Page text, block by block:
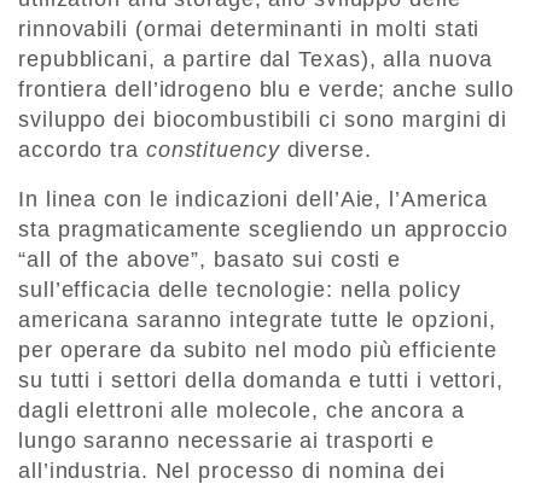
rinnovabili (ormai determinanti in molti stati
repubblicani, a partire dal Texas), alla nuova
frontiera dell’idrogeno blu e verde; anche sullo
sviluppo dei biocombustibili ci sono margini di
accordo tra constituencydiverse.
In linea con le indicazioni dell’Aie, l’America
sta pragmaticamente scegliendo un approccio
“all of the above”, basato sui costi e
sull’efficacia delle tecnologie: nella policy
americana saranno integrate tutte le opzioni,
per operare da subito nel modo più efficiente
su tutti i settori della domanda e tutti i vettori,
dagli elettroni alle molecole, che ancora a
lungo saranno necessarie ai trasporti e
all’industria. Nel processo di nomina dei